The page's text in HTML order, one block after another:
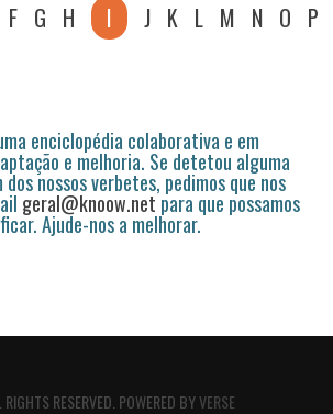
F G H I J K L M N O P
enciclopédia colaborativa e em
e melhoria. Se detetou alguma
nossos verbetes, pedimos que nos
geral@knoow.netpara que possamos
Ajude-nos a melhorar.
RESERVED. POWERED BYVERSE